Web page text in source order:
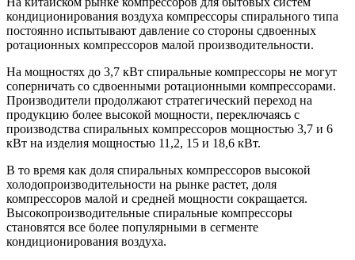
кондиционирования воздуха компрессоры спирального типа
постоянно испытывают давление со стороны сдвоенных
ротационных компрессоров малой производительности.
На мощностях до 3,7 кВт спиральные компрессоры не могут
соперничать со сдвоенными ротационными компрессорами.
Производители продолжают стратегический переход на
продукцию более высокой мощности, переключаясь с
производства спиральных компрессоров мощностью 3,7 и 6
кВт на изделия мощностью 11,2, 15 и 18,6 кВт.
В то время как доля спиральных компрессоров высокой
холодопроизводительности на рынке растет, доля
компрессоров малой и средней мощности сокращается.
Высокопроизводительные спиральные компрессоры
становятся все более популярными в сегменте
кондиционирования воздуха.